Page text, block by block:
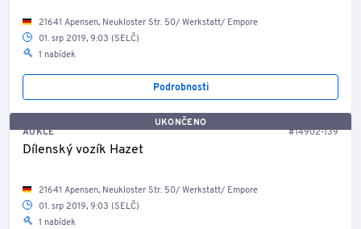
21641 Apensen, Neukloster Str. 50/ Werkstatt/ Empore
01. srp 2019, 9:03 (SELČ)
1 nabídek
Podrobnosti
UKONČENO
AUKCE
#14902-139
Dílenský vozík Hazet
21641 Apensen, Neukloster Str. 50/ Werkstatt/ Empore
01. srp 2019, 9:03 (SELČ)
1 nabídek